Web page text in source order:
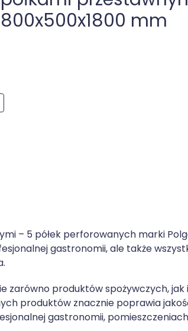
mm
– 5 półek perforowanych marki
gastronomii, ale także
zarówno produktów spożywczych,
produktów znacznie poprawia
gastronomii,